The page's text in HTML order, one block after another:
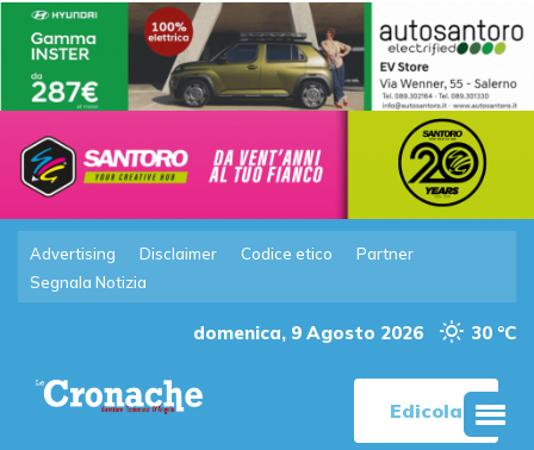
Advertising Disclaimer Codice etico
Partner
Segnala Notizia
domenica, 9 Agosto 2026 30 °C
Edicola